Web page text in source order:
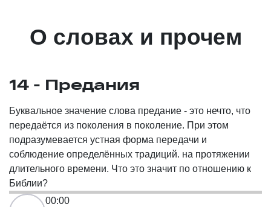
О словах и прочем
14 - Предания
Буквальное значение слова предание - это нечто, что
передаётся из поколения в поколение. При этом
подразумевается устная форма передачи и
соблюдение определённых традиций. на протяжении
длительного времени. Что это значит по отношению к
Библии?
00:00